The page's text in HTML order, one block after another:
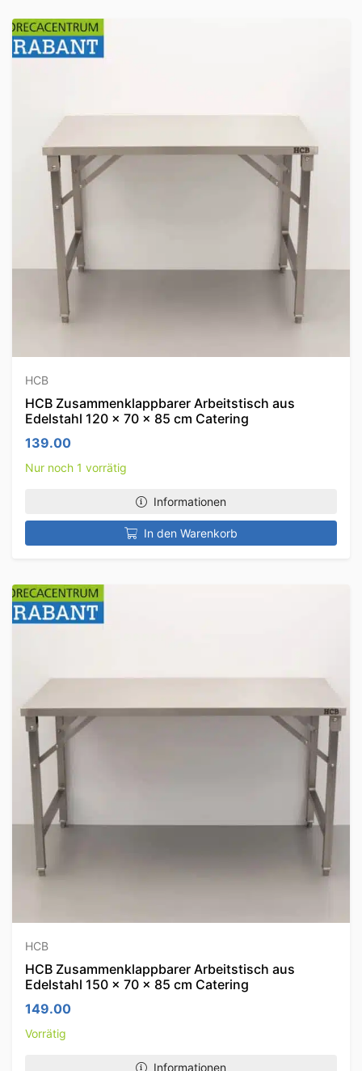
HCB
HCB Zusammenklappbarer Arbeitstisch aus
Edelstahl 120 x 70 x 85 cm Catering
139.00
Nur noch 1 vorrätig
Informationen
In den Warenkorb
HCB
HCB Zusammenklappbarer Arbeitstisch aus
Edelstahl 150 x 70 x 85 cm Catering
149.00
Vorrätig
Informationen